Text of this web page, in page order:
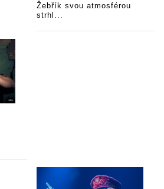
Žebřík svou atmosférou
strhl...